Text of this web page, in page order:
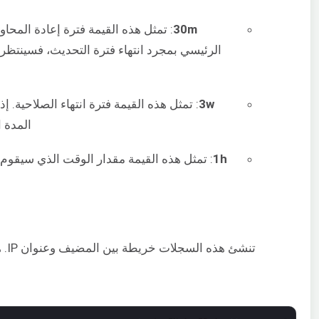
30m: تمثل هذه القيمة فترة إعادة
الرئيسي بمجرد انتهاء فترة التحديث،
3w: تمثل هذه القيمة فترة انتهاء
1h: تمثل هذه القيمة مقدار الوقت الذي
تنشئ هذه السجلات خريطة بين المضيف وعنوان IP. هنا، يشير سجل “A” إلى تعيين IPv4 للمضيف وAAAA إلى تعيين IPv6.